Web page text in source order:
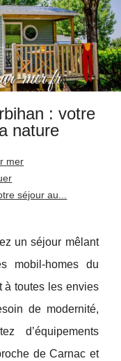
: votre
nature
mer
séjour au...
un séjour mêlant
mobil-homes du
à toutes les envies
de modernité,
d’équipements
de Carnac et